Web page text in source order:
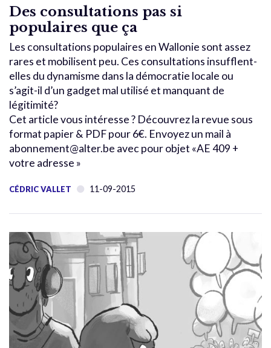
Des consultations pas si
populaires que ça
Les consultations populaires en Wallonie sont assez
rares et mobilisent peu. Ces consultations insufflent-
elles du dynamisme dans la démocratie locale ou
s’agit-il d’un gadget mal utilisé et manquant de
légitimité?
Cet article vous intéresse ? Découvrez la revue sous
format papier & PDF pour 6€. Envoyez un mail à
abonnement@alter.be avec pour objet «AE 409 +
votre adresse »
CÉDRIC VALLET 11-09-2015